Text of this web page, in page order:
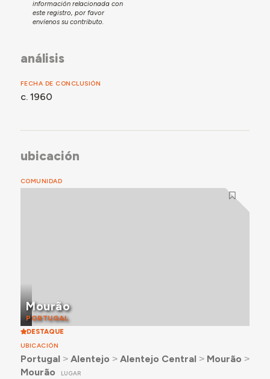
información relacionada con
este registro, por favor
envíenos su contributo.
análisis
FECHA DE CONCLUSIÓN
c. 1960
ubicación
COMUNIDAD
Mourão
PORTUGAL
DESTAQUE
UBICACIÓN
Portugal ˃ Alentejo ˃ Alentejo Central ˃ Mourão ˃
Mourão
LUGAR